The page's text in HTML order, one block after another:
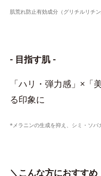
肌荒れ防止有効成分（グリチルリチ
- 目指す肌 -
「ハリ・弾力感」×「
る印象に
*メラニンの生成を抑え、シミ・ソバ
＼こんな方におすすめ